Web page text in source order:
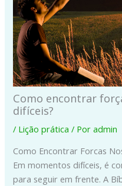
Como encontrar
difíceis?
/ Lição prática / Poradmin
Como Encontrar Forcas
Em momentos difíceis, é
para seguir em frente. A